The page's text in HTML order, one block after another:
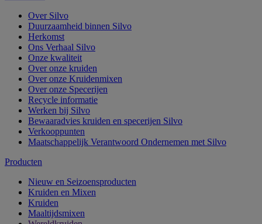
Over Silvo
Duurzaamheid binnen Silvo
Herkomst
Ons Verhaal Silvo
Onze kwaliteit
Over onze kruiden
Over onze Kruidenmixen
Over onze Specerijen
Recycle informatie
Werken bij Silvo
Bewaaradvies kruiden en specerijen Silvo
Verkooppunten
Maatschappelijk Verantwoord Ondernemen met Silvo
Producten
Nieuw en Seizoensproducten
Kruiden en Mixen
Kruiden
Maaltijdsmixen